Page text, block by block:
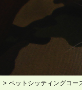
ホリスティックケ
ペットシッティングコー